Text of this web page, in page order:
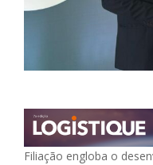
Filiação engloba o